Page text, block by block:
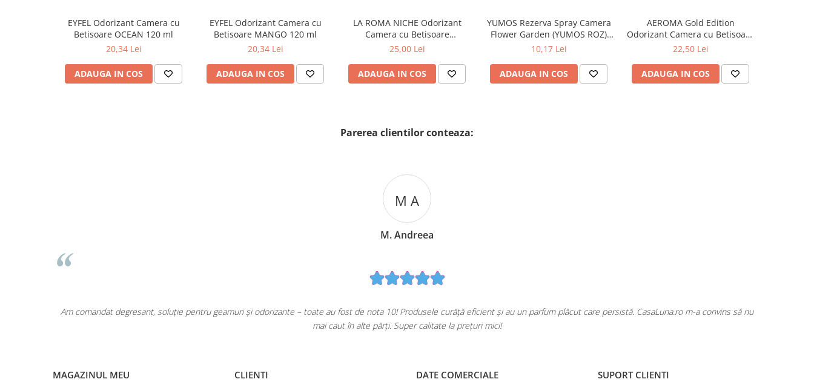
Lumanari Parfumate
EYFEL Odorizant Camera cu
Betisoare OCEAN 120 ml
20,34 Lei
ADAUGA IN COS
EYFEL Odorizant Camera cu
Betisoare MANGO 120 ml
20,34 Lei
ADAUGA IN COS
LA ROMA NICHE Odorizant
Camera cu Betisoare
MADEMOSELLE 120 ml
25,00 Lei
ADAUGA IN COS
YUMOS Rezerva Spray Camera
Flower Garden (YUMOS ROZ)
260 ml
10,17 Lei
ADAUGA IN COS
AEROMA Gold Edition
Odorizant Camera cu Betisoare
Intense Vibe 125 ml
22,50 Lei
ADAUGA IN COS
Parerea clientilor conteaza:
M A
M. Andreea
Am comandat degresant, soluție pentru geamuri și odorizante – toate au fost de nota 10! Produsele curăță eficient și au un parfum plăcut care persistă. CasaLuna.ro m-a convins să nu
mai caut în alte părți. Super calitate la prețuri mici!
MAGAZINUL MEU CLIENTI DATE COMERCIALE SUPORT CLIENTI